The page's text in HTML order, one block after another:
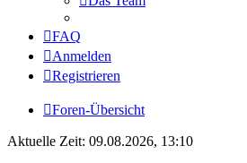
FAQ
Anmelden
Registrieren
Foren-Übersicht
Aktuelle Zeit: 09.08.2026, 13:10